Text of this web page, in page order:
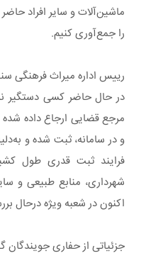
ماشین‌آلات و سایر افراد
را جمع‌آوری کنیم.
رییس اداره میراث فرهنگی
در حال حاضر کسی دستگیر
مرجع قضایی ارجاع داده
و در سامانه، ثبت شده و
فرایند ثبت قدری طول
شهرداری، منابع طبیعی و
اکنون در شعبه‌ ویژه درحال
جزئیاتی از حفاری